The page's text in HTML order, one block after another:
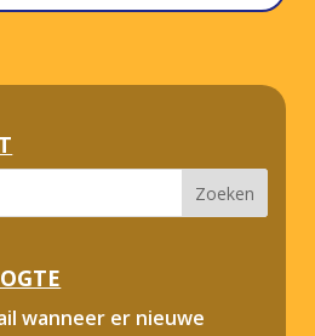
wanneer er nieuwe